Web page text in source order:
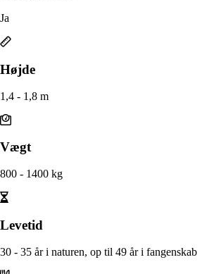
Ja
Højde
1,4 - 1,8 m
Vægt
800 - 1400 kg
Levetid
30 - 35 år i naturen, op til 49 år i fangenskab